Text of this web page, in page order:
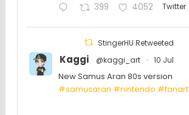
399 4052 Twitter
StingerHU Retweeted
Kaggi @kaggi_art · 10 Jul
New Samus Aran 80s version
#samusaran #nintendo #fanartㅤㅤㅤㅤ